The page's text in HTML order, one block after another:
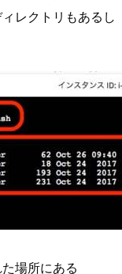
レクトリもあるし
場所にある